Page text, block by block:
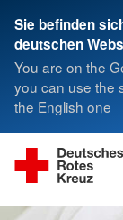
Sie befinden
deutschen
You are on the
you can use the
the English one